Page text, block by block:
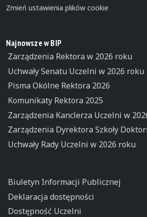
Zmień ustawienia plików cookie
Najnowsze w BIP
Zarządzenia Rektora w 2026 roku
Uchwały Senatu Uczelni w 2026 roku
Pisma Okólne Rektora 2026
Komunikaty Rektora 2025
Zarządzenia Kanclerza Uczelni w
Zarządzenia Dyrektora Szkoły
Uchwały Rady Uczelni w 2026 roku
Biuletyn Informacji Publicznej
Deklaracja dostępności
Dostępność Uczelni